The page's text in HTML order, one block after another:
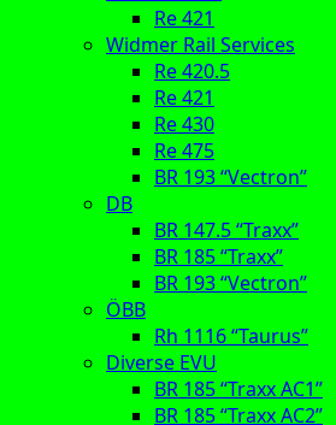
Re 421
Widmer Rail Services
Re 420.5
Re 421
Re 430
Re 475
BR 193 “Vectron”
DB
BR 147.5 “Traxx”
BR 185 “Traxx”
BR 193 “Vectron”
ÖBB
Rh 1116 “Taurus”
Diverse EVU
BR 185 “Traxx AC1”
BR 185 “Traxx AC2”